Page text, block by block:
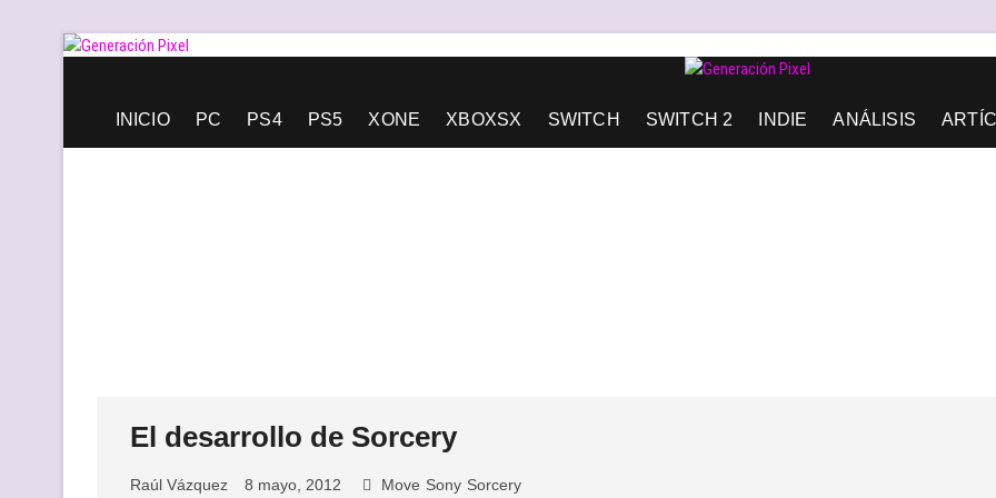
Saltar
Generación Pixel
INICIO PC PS4 PS5 XONE XBOXSX SWITCH SWITCH 2 INDIE ANÁLISIS
El desarrollo de Sorcery
Raúl Vázquez 8 mayo, 2012 Move Sony Sorcery